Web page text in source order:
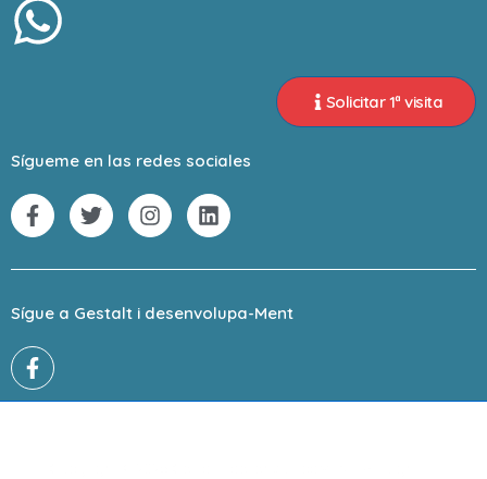
Solicitar 1ª visita
Sígueme en las redes sociales
Sígue a Gestalt i desenvolupa-Ment